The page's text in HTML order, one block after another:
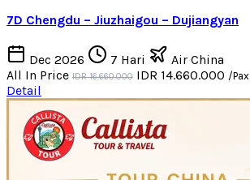
7D Chengdu – Jiuzhaigou – Dujiangyan
Dec 2026 7 Hari
Air China
All In Price IDR 16.660.000 IDR 14.660.000 /Pax
Detail